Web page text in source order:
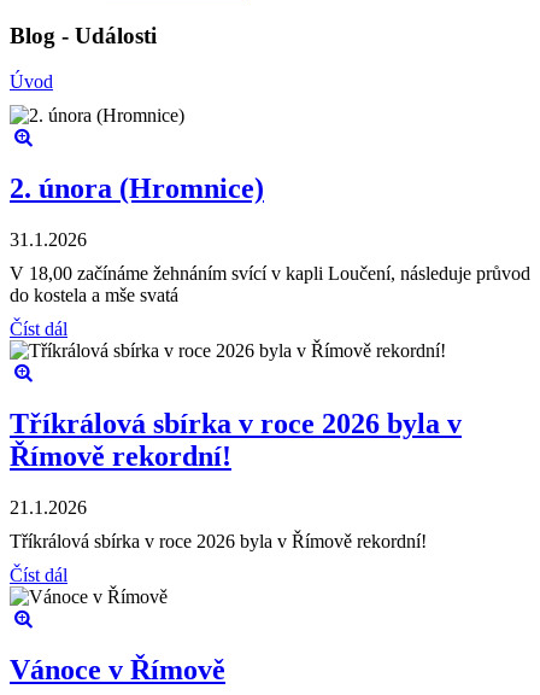
Blog - Události
Úvod
2. února (Hromnice)
31.1.2026
V 18,00 začínáme žehnáním svící v kapli Loučení, následuje průvod
do kostela a mše svatá
Číst dál
Tříkrálová sbírka v roce 2026 byla v
Římově rekordní!
21.1.2026
Tříkrálová sbírka v roce 2026 byla v Římově rekordní!
Číst dál
Vánoce v Římově